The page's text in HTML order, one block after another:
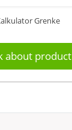
about product